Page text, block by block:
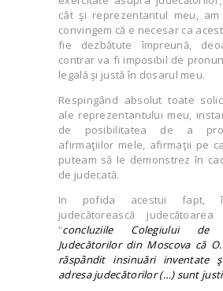
cât şi reprezentantul meu,
convingem că e necesar ca
fie dezbătute împreună,
contrar va fi imposibil de
legală şi justă în dosarul meu.
Respingând absolut toate
ale reprezentantului meu,
de posibilitatea de a
afirmaţiilor mele, afirmaţii pe
puteam să le demonstrez în
de judecată.
In pofida acestui fapt,
judecătorească
“concluziile Colegiului de
Judecătorilor din Moscova că
răspândit insinuări inventate
adresa judecătorilor (…) sunt